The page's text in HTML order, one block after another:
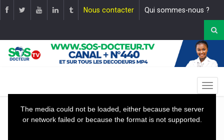
Nous contacter Qui sommes-nous ?
The media could not be loaded, either because the server
or network failed or because the format is not supported.